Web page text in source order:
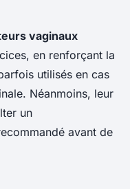
vaginaux
en renforçant la
utilisés en cas
Néanmoins, leur
un
avant de